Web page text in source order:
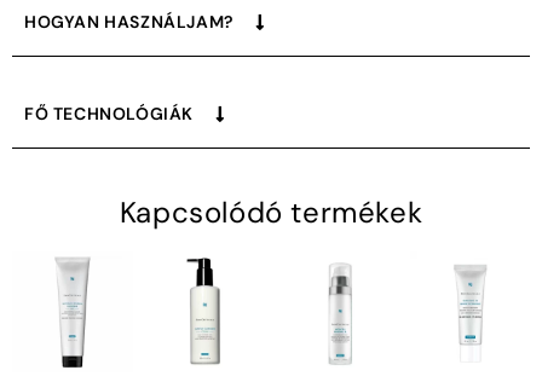
HOGYAN HASZNÁLJAM?
FŐ TECHNOLÓGIÁK
Kapcsolódó termékek